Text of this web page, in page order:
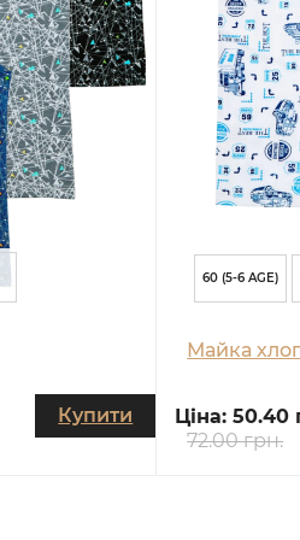
Купити
60 (5-6 AGE)
Майка
Ціна:50.40
72.00 грн.